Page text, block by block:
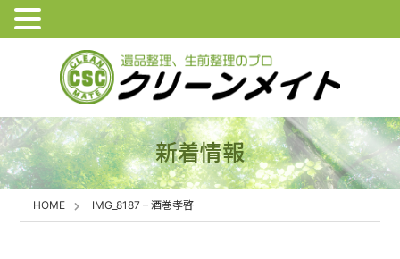
新着情報
HOME IMG_8187 – 酒巻孝啓